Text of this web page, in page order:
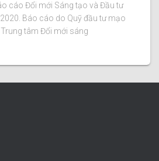
cáo Đổi mới Sáng tạo và Đầu tư
Báo cáo do Quỹ đầu tư mạo
tâm Đổi mới sáng